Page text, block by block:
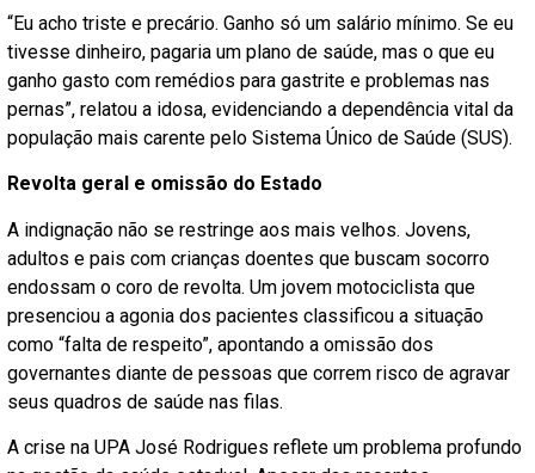
“Eu acho triste e precário. Ganho só um salário mínimo. Se eu
tivesse dinheiro, pagaria um plano de saúde, mas o que eu
ganho gasto com remédios para gastrite e problemas nas
pernas”, relatou a idosa, evidenciando a dependência vital da
população mais carente pelo Sistema Único de Saúde (SUS).
Revolta geral e omissão do Estado
A indignação não se restringe aos mais velhos. Jovens,
adultos e pais com crianças doentes que buscam socorro
endossam o coro de revolta. Um jovem motociclista que
presenciou a agonia dos pacientes classificou a situação
como “falta de respeito”, apontando a omissão dos
governantes diante de pessoas que correm risco de agravar
seus quadros de saúde nas filas.
A crise na UPA José Rodrigues reflete um problema profundo